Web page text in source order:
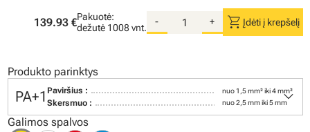
139.93 €Pakuotė:
dežutė 1008 vnt.
- + shopping_cart Įdėti į krepšelį
Produkto parinktys
PA+1 Paviršius : nuo 1,5 mm² iki 4 mm²
Skersmuo : nuo 2,5 mm iki 5 mm
keyboard_arrow_down
Galimos spalvos